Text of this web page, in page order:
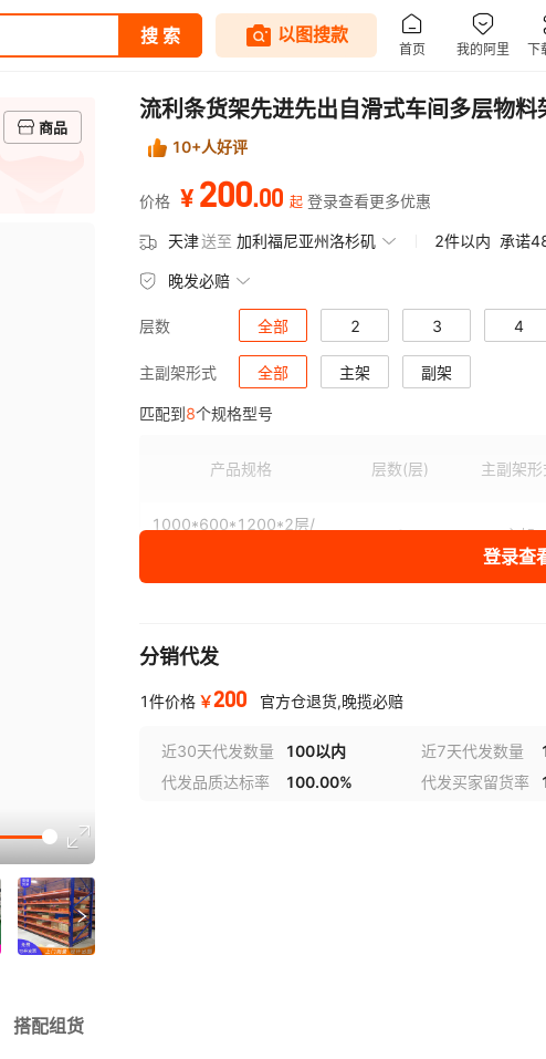
商品
流利条货架先进先出自滑式车间多层物
10+人好评
价格 ¥ 200.00 起 登录查看更多优惠
天津送至 加利福尼亚州洛杉矶 2件以内 承诺
晚发必赔
层数 全部 2 3 4
主副架形式 全部 主架 副架
匹配到8个规格型号
产品规格 层数(层) 主副架形
1000*600*1200*2层/
2 主架
1500*1000*2000*3
层/单层6支流利条
2000*1000*2000*3
登录查
分销代发
1件价格 ￥200 官方仓退货,晚揽必赔
近30天代发数量 100以内 近7天代发数量
代发品质达标率
100.00% 代发买家留货率
搭配组货